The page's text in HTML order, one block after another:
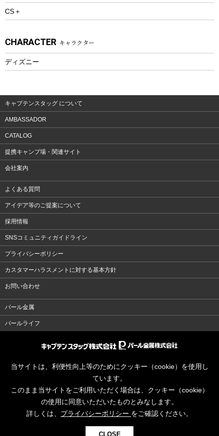
ウェルネス
ウェア、タオル
ウェア
CS＋
CHARACTER キャラクター
ディズニー
キャプテンスタッグ について
AMBASSADOR
CATALOG
提携キャンプ場・関連サイト
会社案内
よくある質問
アイデア等のご提案について
採用情報
SNSコミュニティガイドライン
プライバシーポリシー
カスタマーハラスメントに対する基本方針
お問い合わせ
パール金属
パールライフ
当サイトは、利便性向上等のためにクッキー（cookie）を使用し
ています。
このまま当サイトをご利用いただく場合は、クッキー（cookie）
の使用に同意いただいたものとみなします。
詳しくは、 プライバシーポリシー をご確認ください。
CLOSE